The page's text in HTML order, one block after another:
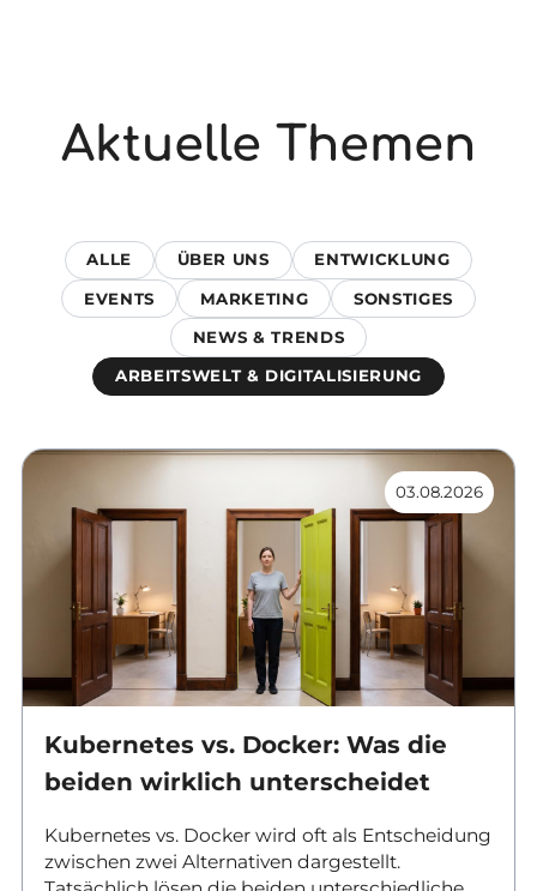
Aktuelle Themen
ALLE ÜBER UNS ENTWICKLUNG
EVENTS MARKETING SONSTIGES
NEWS & TRENDS
ARBEITSWELT & DIGITALISIERUNG
03.08.2026
Kubernetes vs. Docker: Was die
beiden wirklich unterscheidet
Kubernetes vs. Docker wird oft als Entscheidung
zwischen zwei Alternativen dargestellt.